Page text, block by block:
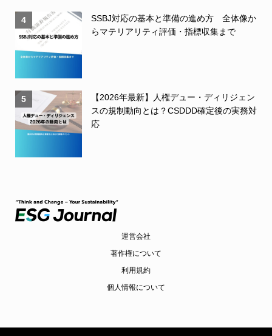
4
SSBJ対応の基本と準備の進め方 全体像か
らマテリアリティ評価・指標収集まで
5
【2026年最新】人権デュー・ディリジェン
スの規制動向とは？CSDDD確定後の実務対
応
運営会社
著作権について
利用規約
個人情報について